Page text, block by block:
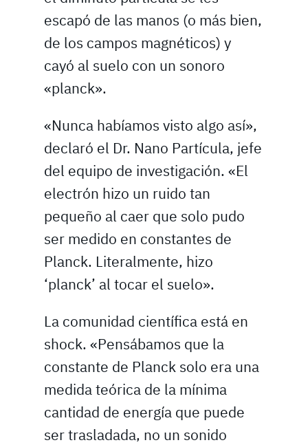
escapó de las manos (o más bien,
de los campos magnéticos) y
cayó al suelo con un sonoro
«planck».
«Nunca habíamos visto algo así»,
declaró el Dr. Nano Partícula, jefe
del equipo de investigación. «El
electrón hizo un ruido tan
pequeño al caer que solo pudo
ser medido en constantes de
Planck. Literalmente, hizo
‘planck’ al tocar el suelo».
La comunidad científica está en
shock. «Pensábamos que la
constante de Planck solo era una
medida teórica de la mínima
cantidad de energía que puede
ser trasladada, no un sonido